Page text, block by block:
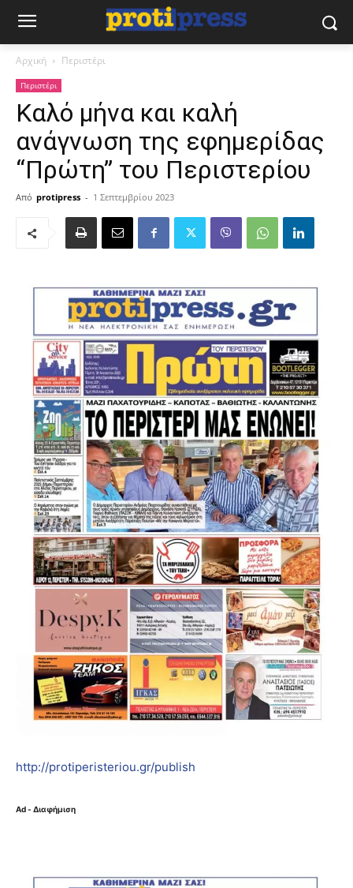
Αρχική Περιστέρι
Περιστέρι
Καλό μήνα και καλή
ανάγνωση της εφημερίδας
“Πρώτη” του Περιστερίου
Από protipress - 1 Σεπτεμβρίου 2023
http://protiperisteriou.gr/publish
Ad - Διαφήμιση